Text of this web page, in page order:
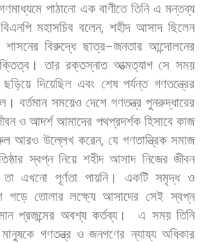
গণমাধ্যমে পাঠানো এক বাণীতে তিনি এ মন্তব্য
বিএনপি মহাসচিব বলেন, শহীদ আসাদ ছিলেন
শাসনের বিরুদ্ধে ছাত্র–জনতার আন্দোলনের
তার রক্তস্নাত আত্মত্যাগ সে সময়
ছড়িয়ে দিয়েছিল এবং শেষ পর্যন্ত গণতন্ত্রের
বর্তমান সময়েও দেশে গণতন্ত্র পুনরুদ্ধারের
ও আদর্শ আমাদের পথপ্রদর্শক হিসাবে কাজ
আরও উল্লেখ করেন,যে গণতান্ত্রিক সমাজ
স্বপ্ন নিয়ে শহীদ আসাদ নিজের জীবন
তা এখনো পূর্ণতা পায়নি। একটি সমৃদ্ধ ও
গড়ে তোলার লক্ষ্যে আসাদের সেই স্বপ্ন
প্রজন্মের অবশ্য কর্তব্য। এ সময় তিনি
মানুষকে গণতন্ত্র ও জনগণের ন্যায্য অধিকার